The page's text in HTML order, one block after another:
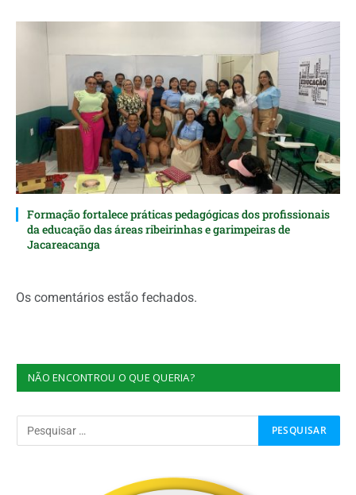
Formação fortalece práticas pedagógicas dos profissionais
da educação das áreas ribeirinhas e garimpeiras de
Jacareacanga
Os comentários estão fechados.
NÃO ENCONTROU O QUE QUERIA?